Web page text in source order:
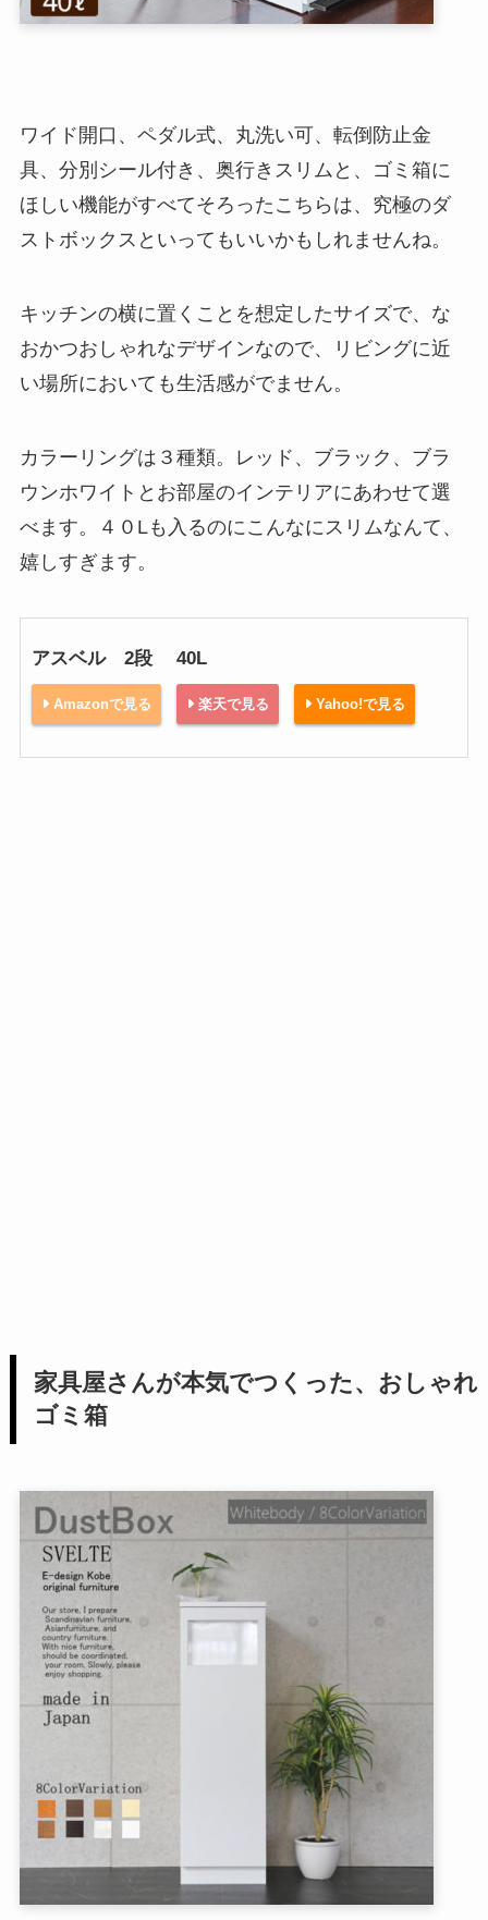
ワイド開口、ペダル式、丸洗い可、転倒防止金
具、分別シール付き、奥行きスリムと、ゴミ箱に
ほしい機能がすべてそろったこちらは、究極のダ
ストボックスといってもいいかもしれませんね。
キッチンの横に置くことを想定したサイズで、な
おかつおしゃれなデザインなので、リビングに近
い場所においても生活感がでません。
カラーリングは３種類。レッド、ブラック、ブラ
ウンホワイトとお部屋のインテリアにあわせて選
べます。４０Lも入るのにこんなにスリムなんて、
嬉しすぎます。
アスベル 2段 40L
Amazonで見る 楽天で見る Yahoo!で見る
家具屋さんが本気でつくった、おしゃれ
ゴミ箱